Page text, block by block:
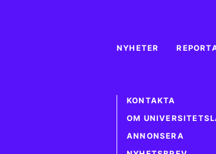
NYHETER
KONTAKTA
OM
ANNONSERA